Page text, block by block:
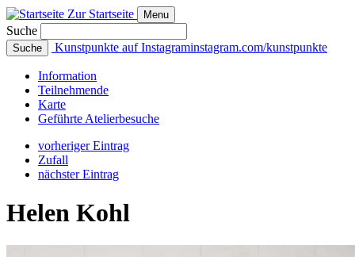
Zur Startseite Menu
Suche
Suche Kunstpunkte auf Instagraminstagram.com/kunstpunkte
Information
Teilnehmende
Karte
Geführte Atelierbesuche
vorheriger Eintrag
Zufall
nächster Eintrag
Helen Kohl